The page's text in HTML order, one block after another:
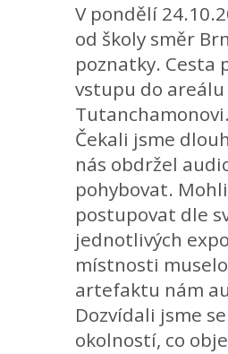
V pondělí
od školy směr
poznatky. Cesta
vstupu do
Čekali jsme
nás obdržel
pohybovat.
postupovat dle
jednotlivých
místnosti
artefaktu nám
Dozvídali jsme
okolností, co